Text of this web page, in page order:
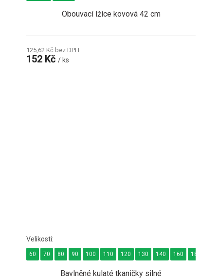
Obouvací lžíce kovová 42 cm
125,62 Kč bez DPH
152 Kč/ ks
Bavlněné kulaté tkaničky silné
60 70 80 90 100 110 120 130 140 160 180